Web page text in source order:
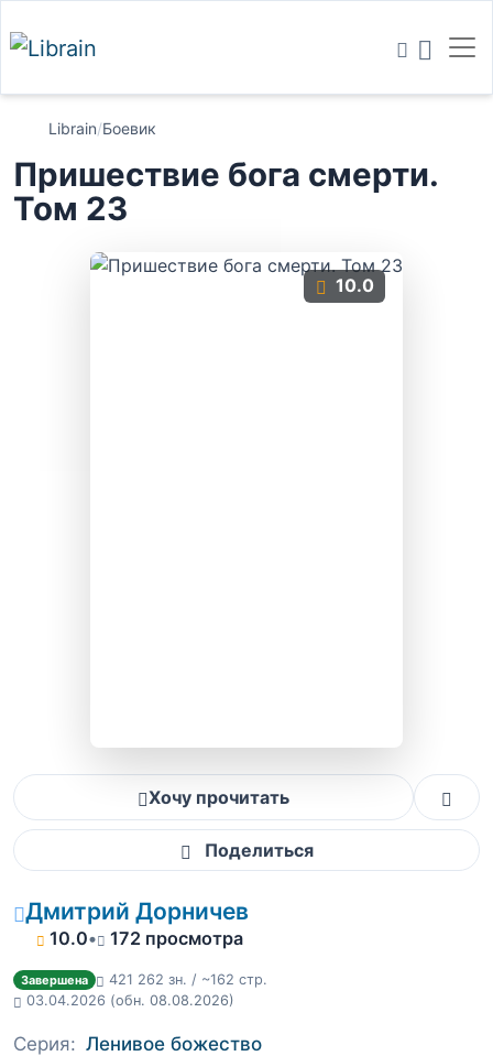
Librain/Боевик
Пришествие бога смерти.
Том 23
10.0
Хочу прочитать
Поделиться
Дмитрий Дорничев
10.0• 172 просмотра
Завершена
421 262 зн. / ~162 стр.
03.04.2026 (обн. 08.08.2026)
Серия: Ленивое божество